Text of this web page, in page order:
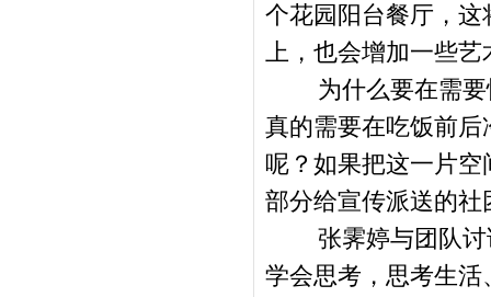
个花园阳台餐厅，
上，也会增加一些
为什么要在需
真的需要在吃饭前
呢？如果把这一片
部分给宣传派送的
张霁婷与团队
学会思考，思考生